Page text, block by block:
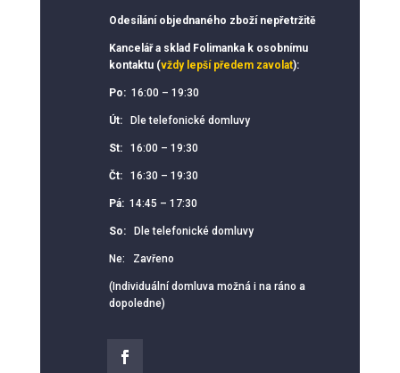
Odesílání objednaného zboží nepřetržitě
Kancelář a sklad Folimanka k osobnímu
kontaktu (vždy lepší předem zavolat):
Po: 16:00 – 19:30
Út:Dle telefonické domluvy
St: 16:00 – 19:30
Čt: 16:30 – 19:30
Pá:14:45 – 17:30
So: Dle telefonické domluvy
Ne: Zavřeno
(Individuální domluva možná i na ráno a
dopoledne)